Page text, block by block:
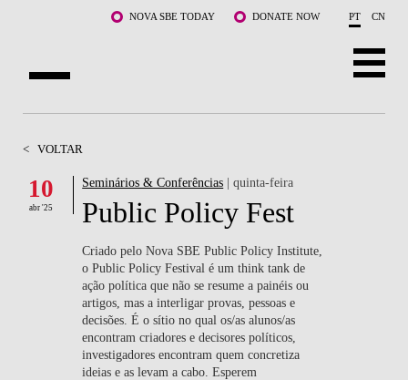
Saltar para o conteúdo principalNOVA SBE TODAY DONATE NOW PT CN
DOCENTES E INVESTIGAÇÃO
COMUNIDADE
LIFE AT NOVA SBE
WHAT'S HAPPENING
< VOLTAR
10
abr '25
Seminários & Conferências | quinta-feira
Public Policy Fest
Criado pelo Nova SBE Public Policy Institute,
o Public Policy Festival é um think tank de
ação política que não se resume a painéis ou
artigos, mas a interligar provas, pessoas e
decisões. É o sítio no qual os/as alunos/as
encontram criadores e decisores políticos,
investigadores encontram quem concretiza
ideias e as levam a cabo. Esperem